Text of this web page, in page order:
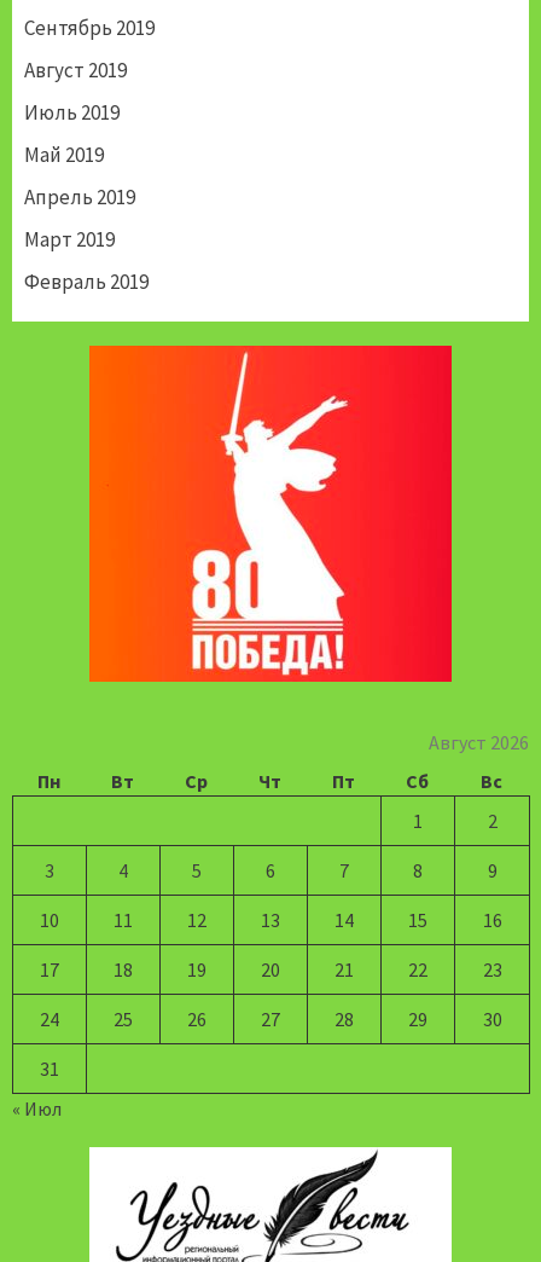
Сентябрь 2019
Август 2019
Июль 2019
Май 2019
Апрель 2019
Март 2019
Февраль 2019
Август 2026
Пн
Вт Ср Чт Пт Сб
Вс
1
2
3 4 5 6 7 8 9
10 11 12 13 14 15 16
17 18 19 20 21 22 23
24 25 26 27 28 29 30
31
« Июл